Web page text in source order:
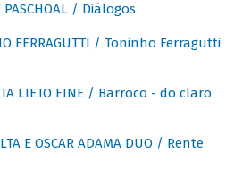
PASCHOAL / Diálogos
FERRAGUTTI / Toninho Ferragutti
LIETO FINE / Barroco - do claro
E OSCAR ADAMA DUO / Rente